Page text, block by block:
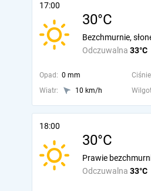
17:00
30°C
Odczuwalna 33°C
Bezchmurnie,
Opad: 0 mm
Wiatr:
10 km/h
18:00
30°C
Odczuwalna 33°C
Prawie